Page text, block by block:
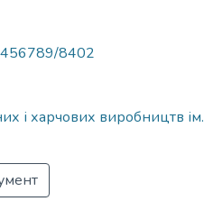
8402
і харчових виробництв ім.